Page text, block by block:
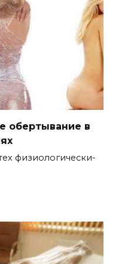
обертывание в
физиологически-